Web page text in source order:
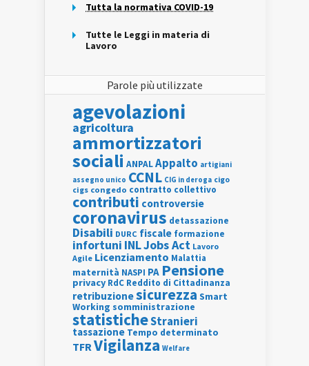
Tutta la normativa COVID-19
Tutte le Leggi in materia di
Lavoro
Parole più utilizzate
agevolazioni
agricoltura
ammortizzatori
sociali ANPALAppalto artigiani
assegno unico CCNL CIG in deroga cigo
cigs congedo contratto collettivo
contributi controversie
coronavirus detassazione
Disabili DURC fiscale formazione
infortuni INLJobs Act Lavoro
Agile Licenziamento Malattia
maternità NASPI PA Pensione
privacy RdC Reddito di Cittadinanza
retribuzionesicurezza Smart
Working somministrazione
statisticheStranieri
tassazione Tempo determinato
TFRVigilanza Welfare